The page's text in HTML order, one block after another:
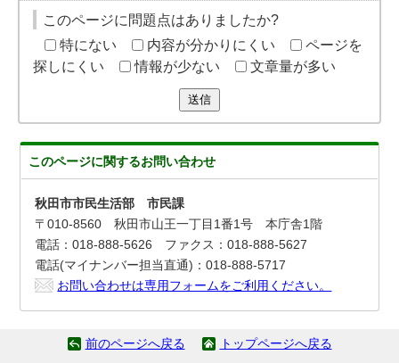
このページに問題点はありましたか?
特にない
内容が分かりにくい
ページを
探しにくい
情報が少ない 文章量が多い
送信
このページに関するお問い合わせ
秋田市市民生活部 市民課
〒010-8560 秋田市山王一丁目1番1号 本庁舎1階
電話：018-888-5626 ファクス：018-888-5627
電話(マイナンバー担当直通)：018-888-5717
お問い合わせは専用フォームをご利用ください。
前のページへ戻る トップページへ戻る